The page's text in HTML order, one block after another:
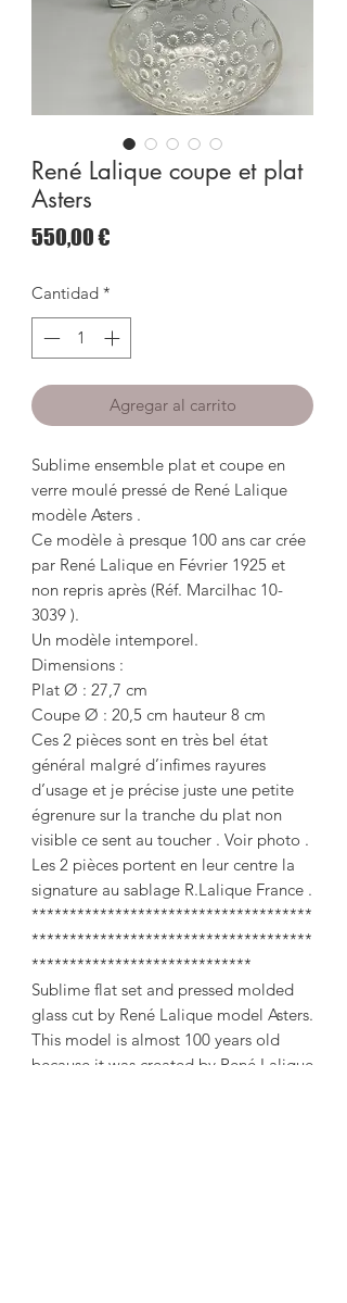
René Lalique coupe et plat
Asters
550,00 €
Cantidad *
Agregar al carrito
Sublime ensemble plat et coupe en
verre moulé pressé de René Lalique
modèle Asters .
Ce modèle à presque 100 ans car crée
par René Lalique en Février 1925 et
non repris après (Réf. Marcilhac 10-
3039 ).
Un modèle intemporel.
Dimensions :
Plat Ø : 27,7 cm
Coupe Ø : 20,5 cm hauteur 8 cm
Ces 2 pièces sont en très bel état
général malgré d’infimes rayures
d’usage et je précise juste une petite
égrenure sur la tranche du plat non
visible ce sent au toucher . Voir photo .
Les 2 pièces portent en leur centre la
signature au sablage R.Lalique France .
*************************************
*************************************
*****************************
Sublime flat set and pressed molded
glass cut by René Lalique model Asters.
This model is almost 100 years old
because it was created by René Lalique